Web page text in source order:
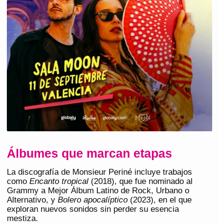
Álbumes que marcan etapas
La discografía de Monsieur Periné incluye trabajos
como Encanto tropical (2018), que fue nominado al
Grammy a Mejor Álbum Latino de Rock, Urbano o
Alternativo, y Bolero apocalíptico (2023), en el que
exploran nuevos sonidos sin perder su esencia
mestiza.